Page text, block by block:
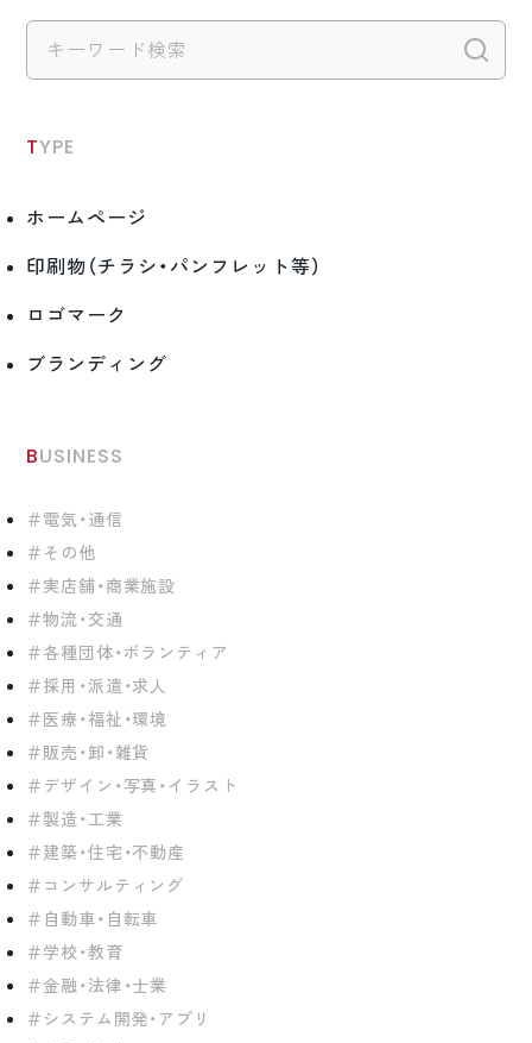
TYPE
ホームページ
印刷物（チラシ・パンフレット等）
ロゴマーク
ブランディング
BUSINESS
電気・通信
その他
実店舗・商業施設
物流・交通
各種団体・ボランティア
採用・派遣・求人
医療・福祉・環境
販売・卸・雑貨
デザイン・写真・イラスト
製造・工業
建築・住宅・不動産
コンサルティング
自動車・自転車
学校・教育
金融・法律・士業
システム開発・アプリ